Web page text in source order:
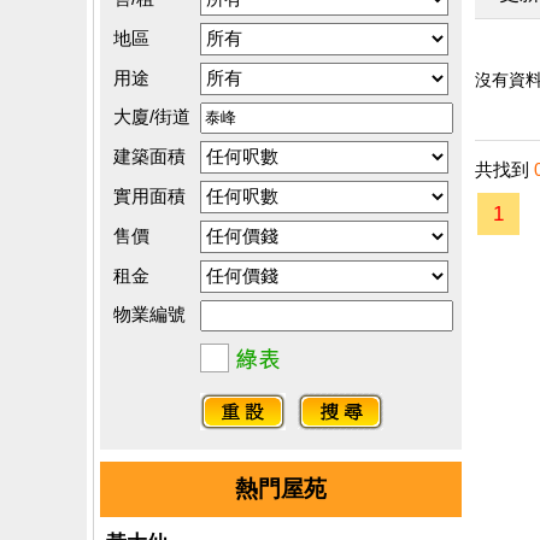
地區
用途
大廈/街道
建築面積
實用面積
售價
租金
物業編號
熱門屋苑
沒有資料
共找到
1